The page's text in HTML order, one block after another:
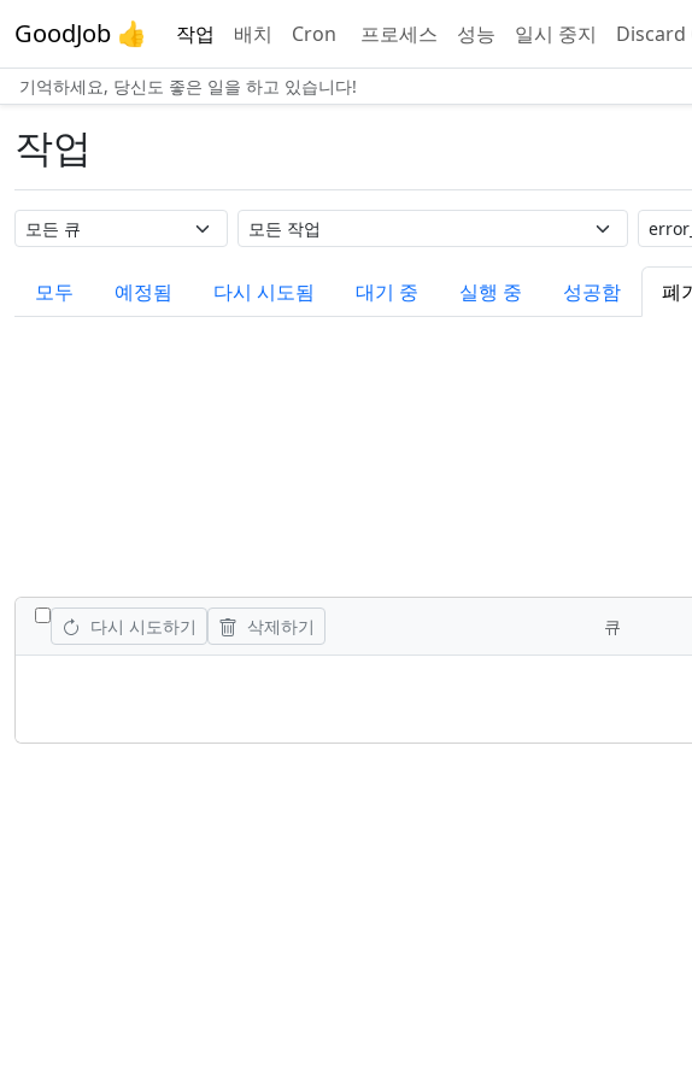
GoodJob 👍 작업 배치 Cron 프로세스 성능 일시 중지 Discard
기억하세요, 당신도 좋은 일을 하고 있습니다!
작업
큐 이름 작업 이름 레이블
모두 예정됨 다시 시도됨 대기 중 실행 중 성공함 폐
모든 작업 전환다시 시도하기 삭제하기 큐